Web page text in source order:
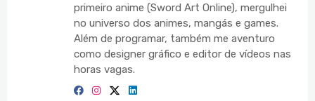
primeiro anime (Sword Art Online), mergulhei
no universo dos animes, mangás e games.
Além de programar, também me aventuro
como designer gráfico e editor de vídeos nas
horas vagas.